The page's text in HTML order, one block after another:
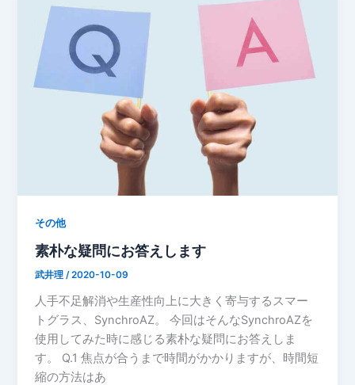
その他
素朴な疑問にお答えします
武井理 /2020-10-09
人手不足解消や生産性向上に大きく寄与するスマー
トグラス、SynchroAZ。 今回はそんなSynchroAZを
使用してみた時に感じる素朴な疑問にお答えしま
す。 Q.1 焦点が合うまで時間がかかりますが、時間短
縮の方法はあ